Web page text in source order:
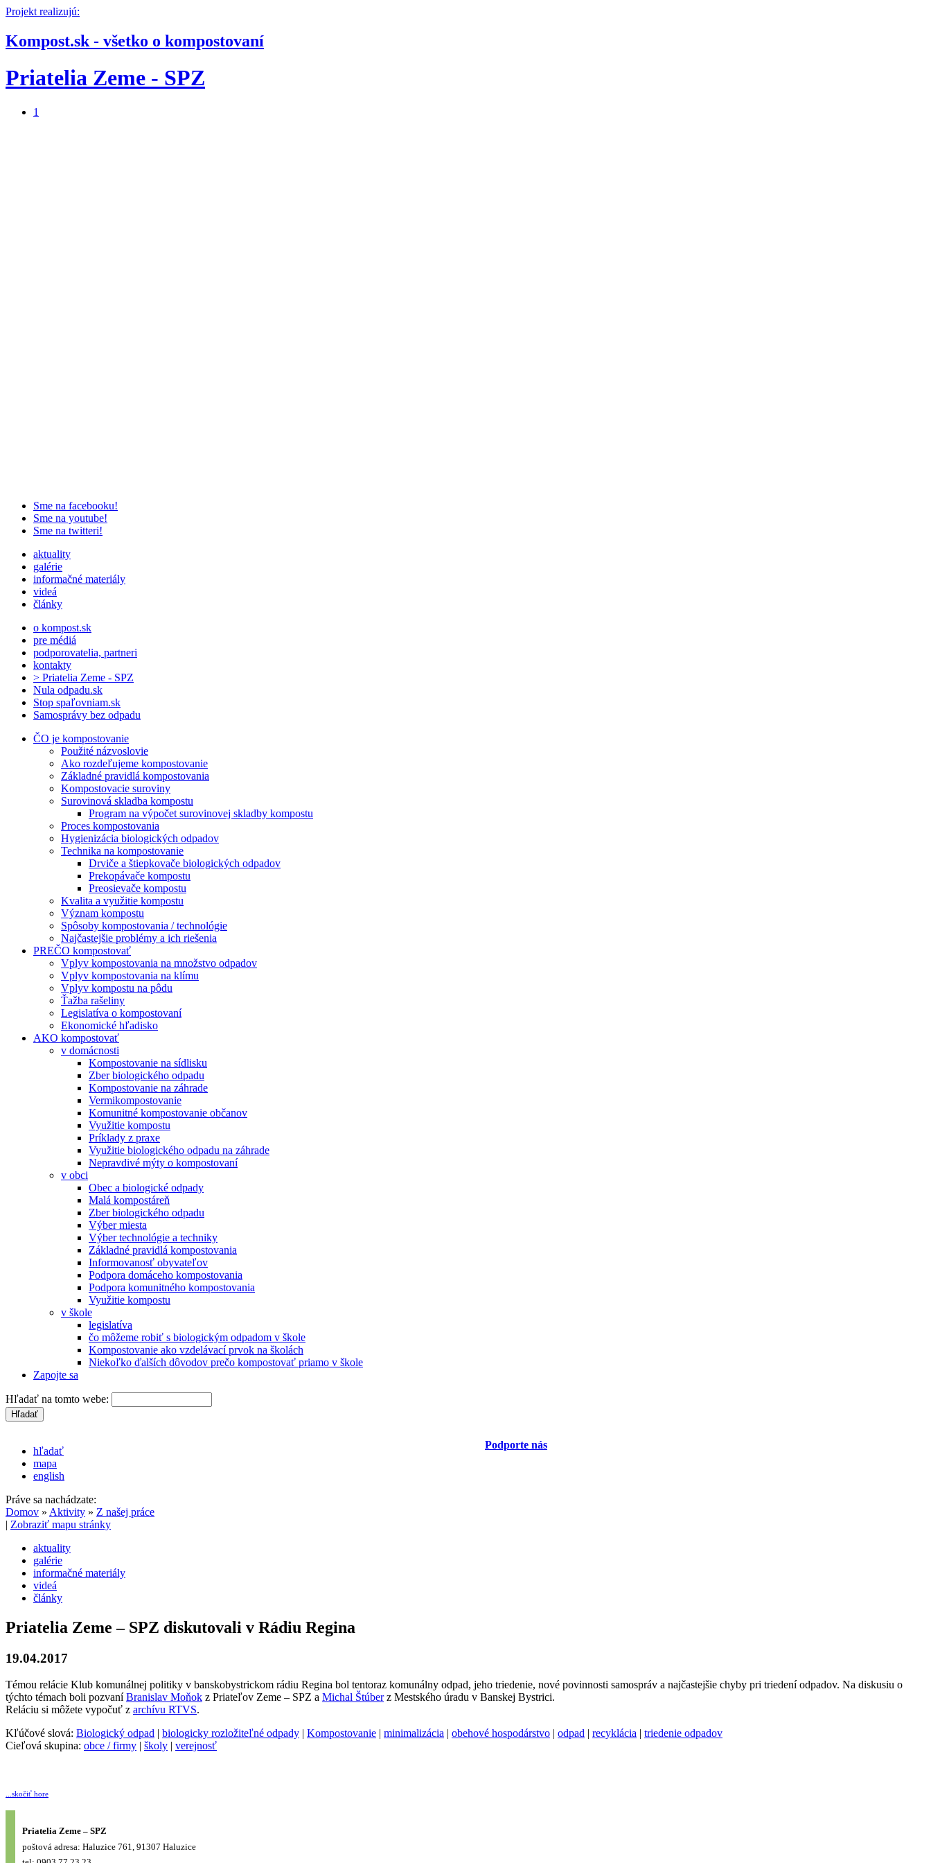
Projekt realizujú:
Kompost.sk - všetko o kompostovaní
Priatelia Zeme - SPZ
1
Sme na facebooku!
Sme na youtube!
Sme na twitteri!
aktuality
galérie
informačné materiály
videá
články
o kompost.sk
pre médiá
podporovatelia, partneri
kontakty
> Priatelia Zeme - SPZ
Nula odpadu.sk
Stop spaľovniam.sk
Samosprávy bez odpadu
ČO je kompostovanie
Použité názvoslovie
Ako rozdeľujeme kompostovanie
Základné pravidlá kompostovania
Kompostovacie suroviny
Surovinová skladba kompostu
Program na výpočet surovinovej skladby kompostu
Proces kompostovania
Hygienizácia biologických odpadov
Technika na kompostovanie
Drviče a štiepkovače biologických odpadov
Prekopávače kompostu
Preosievače kompostu
Kvalita a využitie kompostu
Význam kompostu
Spôsoby kompostovania / technológie
Najčastejšie problémy a ich riešenia
PREČO kompostovať
Vplyv kompostovania na množstvo odpadov
Vplyv kompostovania na klímu
Vplyv kompostu na pôdu
Ťažba rašeliny
Legislatíva o kompostovaní
Ekonomické hľadisko
AKO kompostovať
v domácnosti
Kompostovanie na sídlisku
Zber biologického odpadu
Kompostovanie na záhrade
Vermikompostovanie
Komunitné kompostovanie občanov
Využitie kompostu
Príklady z praxe
Využitie biologického odpadu na záhrade
Nepravdivé mýty o kompostovaní
v obci
Obec a biologické odpady
Malá kompostáreň
Zber biologického odpadu
Výber miesta
Výber technológie a techniky
Základné pravidlá kompostovania
Informovanosť obyvateľov
Podpora domáceho kompostovania
Podpora komunitného kompostovania
Využitie kompostu
v škole
legislatíva
čo môžeme robiť s biologickým odpadom v škole
Kompostovanie ako vzdelávací prvok na školách
Niekoľko ďalších dôvodov prečo kompostovať priamo v škole
Zapojte sa
Hľadať na tomto webe:
Podporte nás
hľadať
mapa
english
Práve sa nachádzate:
Domov » Aktivity » Z našej práce
| Zobraziť mapu stránky
aktuality
galérie
informačné materiály
videá
články
Priatelia Zeme – SPZ diskutovali v Rádiu Regina
19.04.2017
Témou relácie Klub komunálnej politiky v banskobystrickom rádiu Regina bol tentoraz komunálny odpad, jeho triedenie, nové povinnosti samospráv a najčastejšie chyby pri triedení odpadov. Na diskusiu o
týchto témach boli pozvaníBranislav Moňok z Priateľov Zeme – SPZ a Michal Štúberz Mestského úradu v Banskej Bystrici.
Reláciu si môžete vypočuť z archívu RTVS.
Kľúčové slová: Biologický odpad | biologicky rozložiteľné odpady | Kompostovanie | minimalizácia | obehové hospodárstvo | odpad | recyklácia | triedenie odpadov
Cieľová skupina: obce / firmy | školy | verejnosť
...skočiť hore
Priatelia Zeme – SPZ
poštová adresa: Haluzice 761, 91307 Haluzice